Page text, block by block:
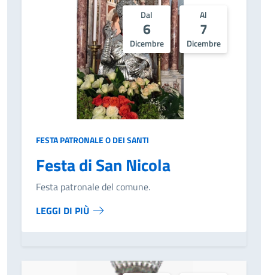
Dal
6
Dicembre
Al
7
Dicembre
FESTA PATRONALE O DEI SANTI
Festa di San Nicola
Festa patronale del comune.
LEGGI DI PIÙ